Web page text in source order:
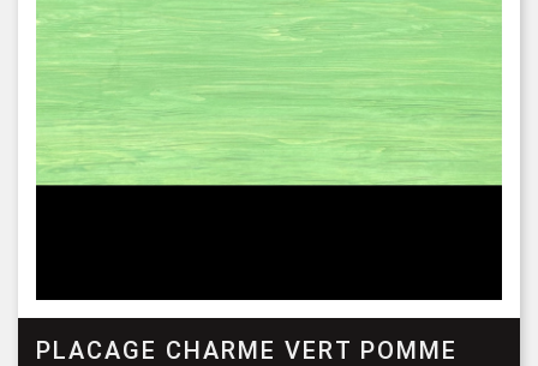
PLACAGE CHARME VERT POMME